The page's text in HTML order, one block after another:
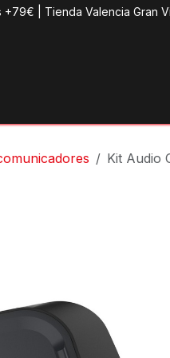
+79€ | Tienda Valencia Gran
Kit Audio